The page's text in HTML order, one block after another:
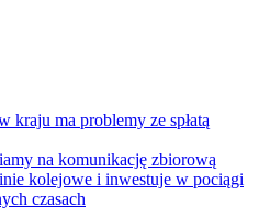
kraju ma problemy ze spłatą
na komunikację zbiorową
kolejowe i inwestuje w pociągi
czasach